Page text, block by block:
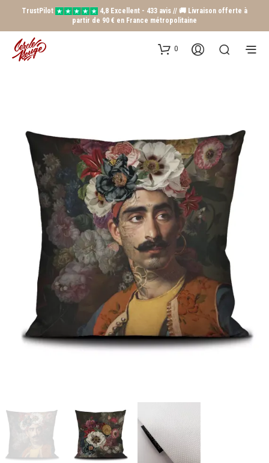
TrustPilot
4,8 Excellent - 433 avis // 🚚 Livraison offerte à
partir de 90 € en France métropolitaine
0